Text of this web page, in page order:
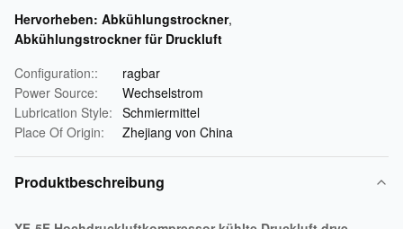
Hervorheben: Abkühlungstrockner,
Abkühlungstrockner für Druckluft
Configuration::
ragbar
Power Source:
Wechselstrom
Lubrication Style: Schmiermittel
Place Of Origin:
Zhejiang von China
Produktbeschreibung